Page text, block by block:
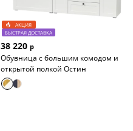
АКЦИЯ
БЫСТРАЯ ДОСТАВКА
38 220 р
Обувница с большим комодом и
открытой полкой Остин